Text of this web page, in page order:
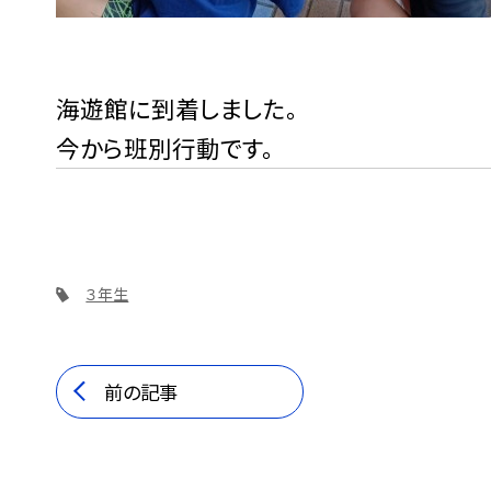
海遊館に到着しました。
今から班別行動です。
３年生
前の記事